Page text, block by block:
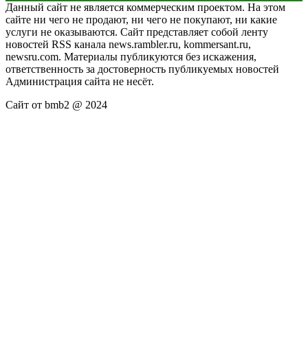
Данный сайт не является коммерческим проектом. На этом
сайте ни чего не продают, ни чего не покупают, ни какие
услуги не оказываются. Сайт представляет собой ленту
новостей RSS канала news.rambler.ru, kommersant.ru,
newsru.com. Материалы публикуются без искажения,
ответственность за достоверность публикуемых новостей
Администрация сайта не несёт.
Сайт от bmb2 @ 2024